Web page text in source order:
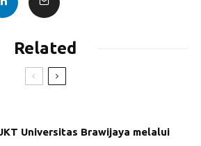
Related
Universitas Brawijaya melalui